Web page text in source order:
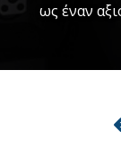
ως έναν